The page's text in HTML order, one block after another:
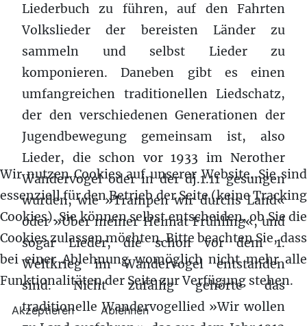
Liederbuch zu führen, auf den Fahrten
Volkslieder der bereisten Länder zu
sammeln und selbst Lieder zu
komponieren. Daneben gibt es einen
umfangreichen traditionellen Liedschatz,
der den verschiedenen Generationen der
Jugendbewegung gemeinsam ist, also
Lieder, die schon vor 1933 im Nerother
Wandervogel oder in der dj.1.11 gesungen
wurden, wie »Trampen wir durchs Land«
oder »Über meiner Heimat Frühling«, und
sogar Lieder, die schon vor dem 1.
Weltkrieg im Wandervogel entstanden
sind. Nicht zufällig gehörte das
traditionelle Wandervogellied »Wir wollen
Wir nutzen Cookies auf unserer Website. Sie sind
essenziell für den Betrieb der Seite (keine Tracking
Cookies). Sie können selbst entscheiden, ob Sie die
Cookies zulassen möchten. Bitte beachten Sie, dass
bei einer Ablehnung womöglich nicht mehr alle
Funktionalitäten der Seite zur Verfügung stehen.
Akzeptieren Ablehnen